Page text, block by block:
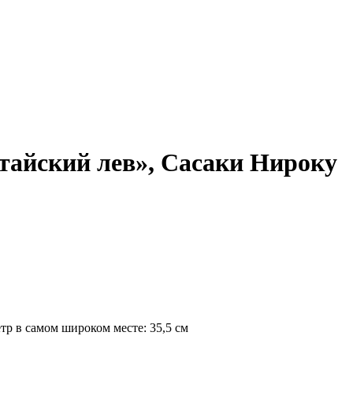
лев», Сасаки Нироку
в самом широком месте: 35,5 см